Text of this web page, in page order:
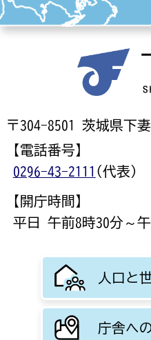
〒304-8501 茨城県下
【電話番号】
0296-43-2111 (代表)
【開庁時間】
平日 午前8時30分～
人口と
庁舎へ